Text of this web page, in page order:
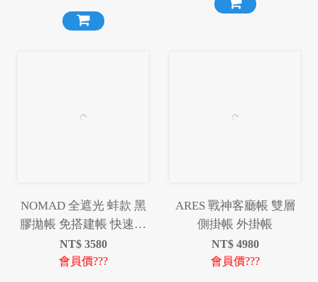
NOMAD 全遮光 蚌款 黑
膠拋帳 免搭建帳 快速帳
篷 黑膠帳篷 全自動帳篷
手拋帳篷 秒開帳 免搭建
NT$ 3580
會員價???
ARES 戰神客廳帳 雙層
側掛帳 外掛帳
NT$ 4980
會員價???